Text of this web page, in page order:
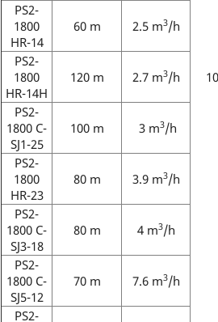
PS2-
1800
HR-14
60 m 2.5 m3/h
PS2-
1800
HR-14H
120 m 2.7 m3/h
PS2-
1800 C-
SJ1-25
100 m 3 m3/h
PS2-
1800
HR-23
80 m 3.9 m3/h
PS2-
1800 C-
SJ3-18
80 m 4 m3/h
PS2-
1800 C-
SJ5-12
70 m 7.6 m3/h
PS2-